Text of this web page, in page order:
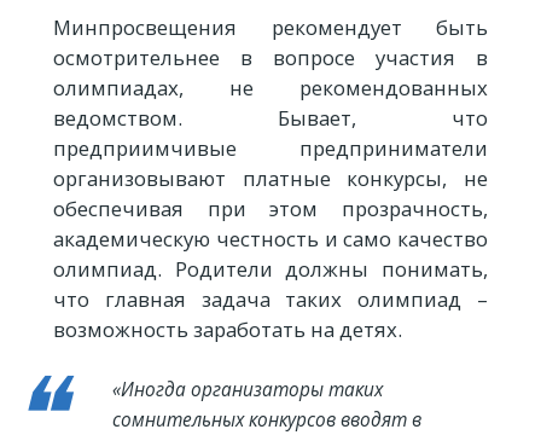
Минпросвещения рекомендует быть
осмотрительнее в вопросе участия в
олимпиадах, не рекомендованных
ведомством. Бывает, что
предприимчивые предприниматели
организовывают платные конкурсы, не
обеспечивая при этом прозрачность,
академическую честность и само качество
олимпиад. Родители должны понимать,
что главная задача таких олимпиад –
возможность заработать на детях.
«Иногда организаторы таких
сомнительных конкурсов вводят в